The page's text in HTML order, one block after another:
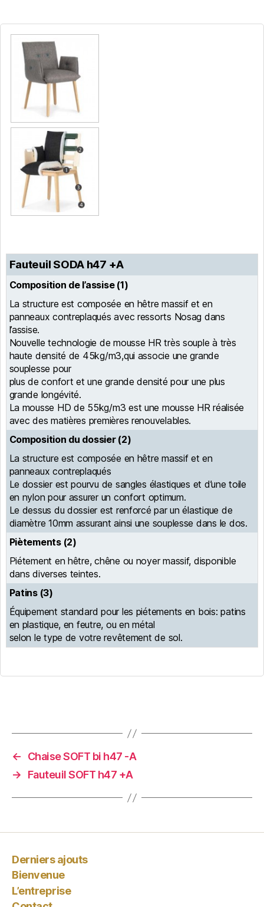
Fauteuil SODA h47 +A
Composition de l’assise (1)
La structure est composée en hêtre massif et en
panneaux contreplaqués avec ressorts Nosag dans
l’assise.
Nouvelle technologie de mousse HR très souple à très
haute densité de 45kg/m3,qui associe une grande
souplesse pour
plus de confort et une grande densité pour une plus
grande longévité.
La mousse HD de 55kg/m3 est une mousse HR réalisée
avec des matières premières renouvelables.
Composition du dossier (2)
La structure est composée en hêtre massif et en
panneaux contreplaqués
Le dossier est pourvu de sangles élastiques et d’une toile
en nylon pour assurer un confort optimum.
Le dessus du dossier est renforcé par un élastique de
diamètre 10mm assurant ainsi une souplesse dans le dos.
Piètements (2)
Piétement en hêtre, chêne ou noyer massif, disponible
dans diverses teintes.
Patins (3)
Équipement standard pour les piétements en bois: patins
en plastique, en feutre, ou en métal
selon le type de votre revêtement de sol.
←
Chaise SOFT bi h47 -A
→
Fauteuil SOFT h47 +A
Derniers ajouts
Bienvenue
L’entreprise